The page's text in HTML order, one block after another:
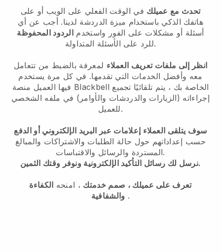
تحدث مع عميلك في الوقت الفعلي على الويب أو على
هاتفك الذكي باستخدام ميزة الدردشة لدينا. أجب عن أي
أسئلة أو مشكلات على الفور واستخدم الردود المحفوظة
للرد على الأسئلة المتداولة.
انظر إلى ملفات تعريف العملاء لمعرفة بالضبط من تتعامل
معه وأفضل الخدمات التي تقدمها. في كل مرة يستخدم
فيها العميل منصة Blackbell الخاصة بك ، يتم تلقائيًا تجميع
إجراءاته (الزيارات والدردشات والأوامر) في ملفه الشخصي
للعميل.
سوف يتلقى العملاء إعلامات عبر البريد الإلكتروني أو الدفع
حسب إعداداتهم حول حالة الطلبات والاشتراكات والمبالغ
المستردة والرسائل والاقتباسات.
نرسل لك رسائل التأكيد الإلكترونية ونوفر وقتك الثمين.
تعرف على عميلك ، صمم خدمتك ، امنحه الكفاءة
والشفافية .